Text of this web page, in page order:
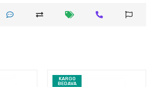
KARGO
BEDAVA